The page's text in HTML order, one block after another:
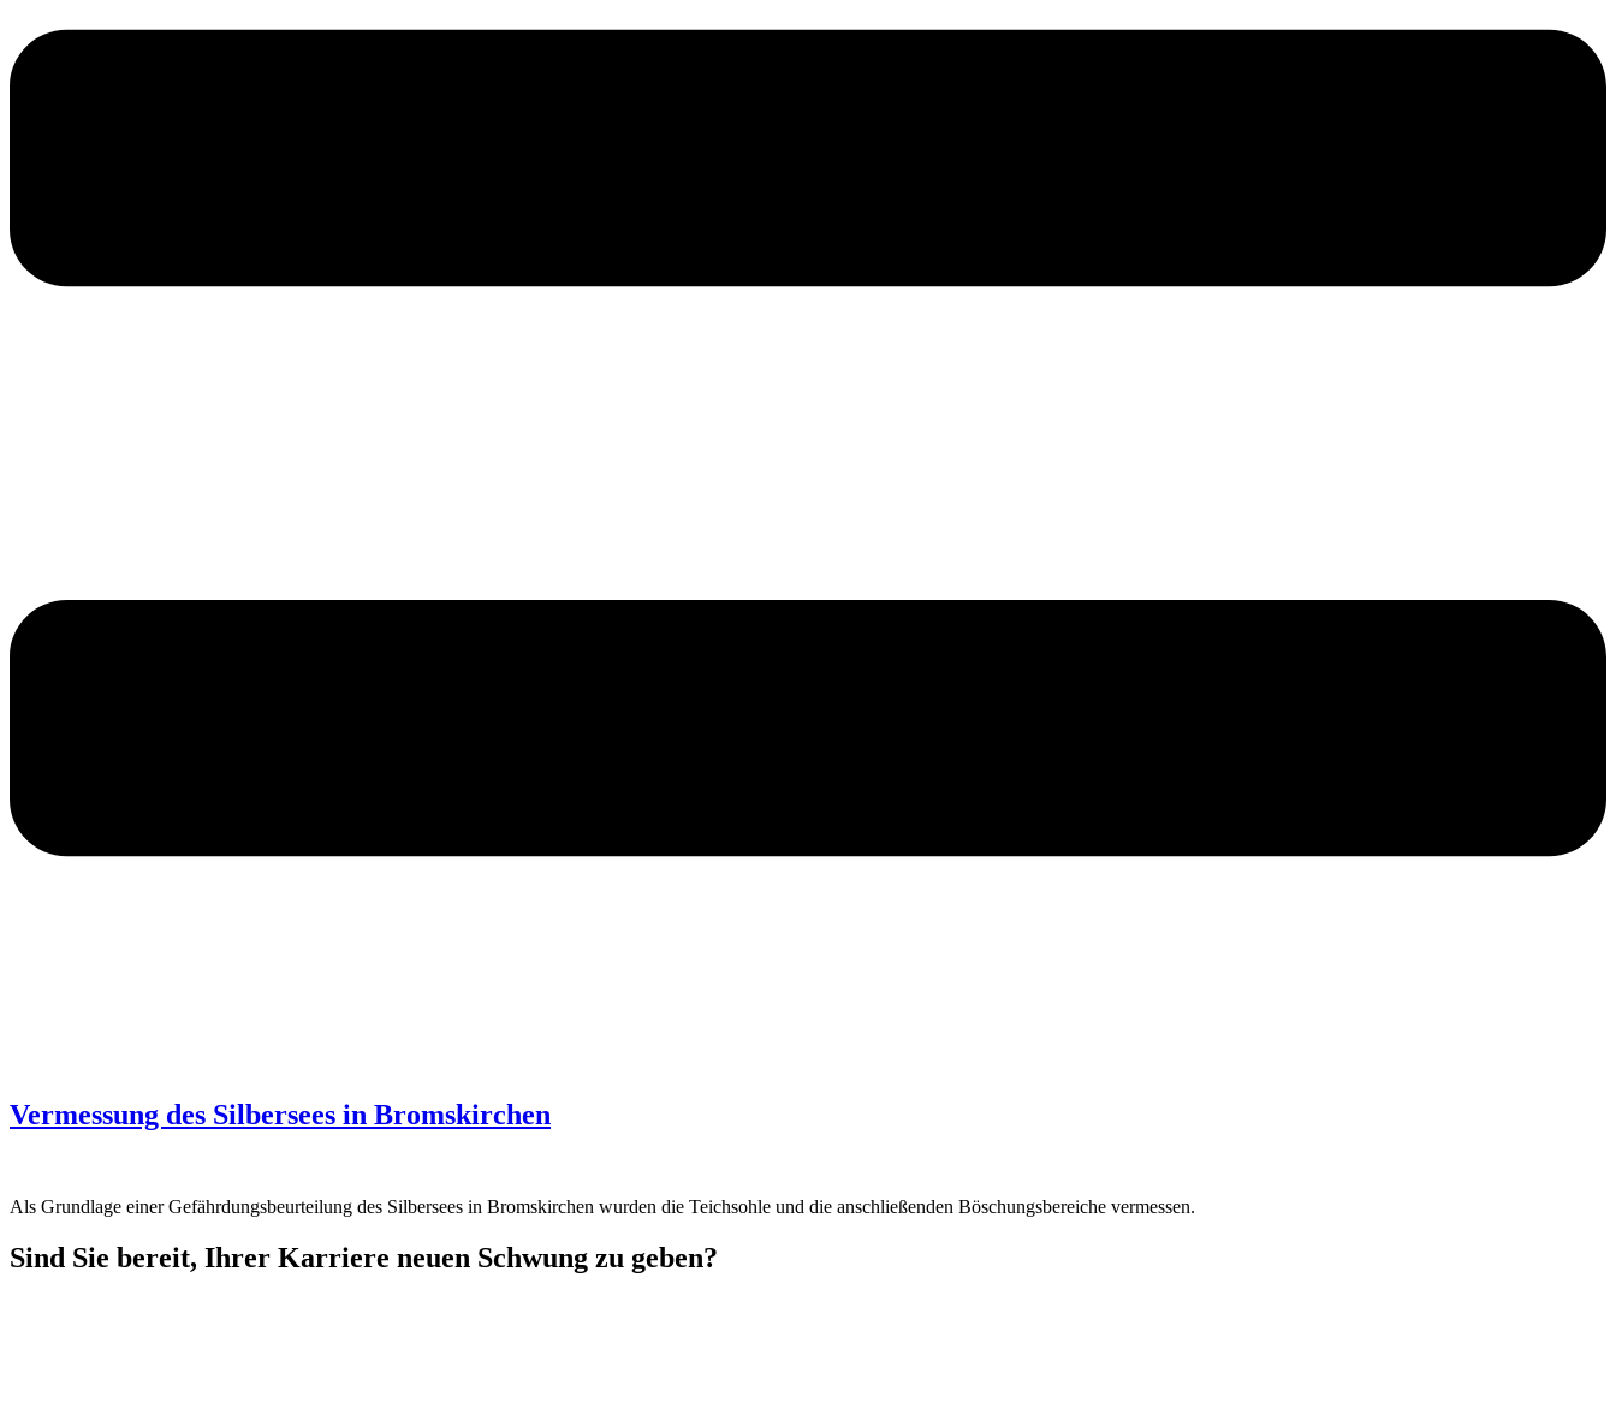
Vermessung des Silbersees in Bromskirchen
Als Grundlage einer Gefährdungsbeurteilung des Silbersees in Bromskirchen wurden die Teichsohle und die anschließenden Böschungsbereiche vermessen.
Sind Sie bereit, Ihrer Karriere neuen Schwung zu geben?